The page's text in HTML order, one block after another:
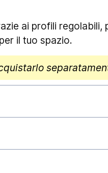
ai profili
il tuo spazio.